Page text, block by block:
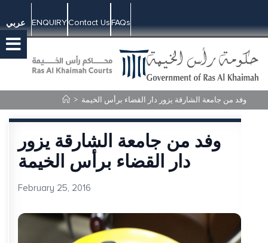
عربي ENQUIRYContact UsFAQs
> وفد من جامعة الشارقة يزور دار القضاء برأس الخيمة
وفد من جامعة الشارقة يزور
دار القضاء برأس الخيمة
February 25, 2016